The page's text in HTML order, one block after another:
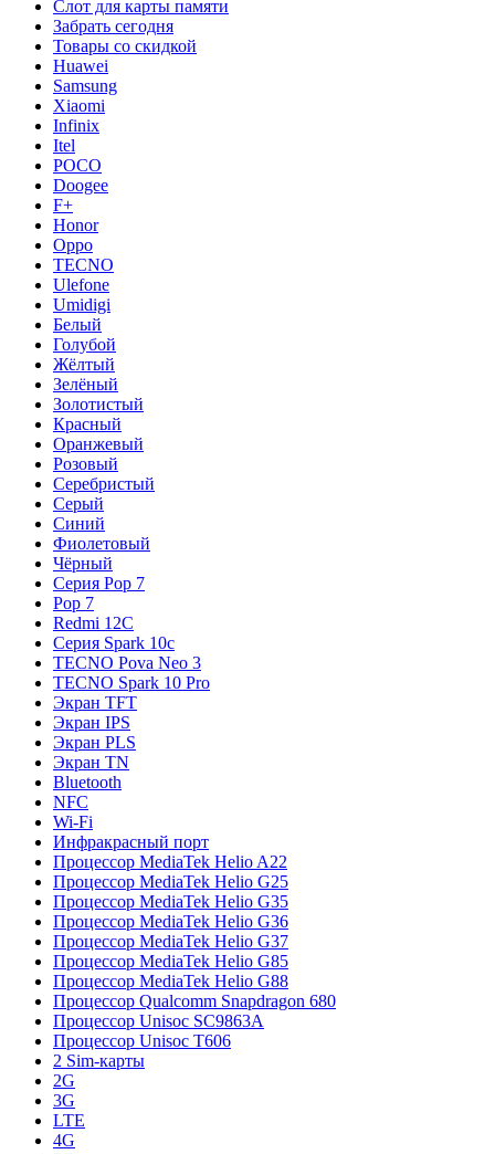
Слот для карты памяти
Забрать сегодня
Товары со скидкой
Huawei
Samsung
Xiaomi
Infinix
Itel
POCO
Doogee
F+
Honor
Oppo
TECNO
Ulefone
Umidigi
Белый
Голубой
Жёлтый
Зелёный
Золотистый
Красный
Оранжевый
Розовый
Серебристый
Серый
Синий
Фиолетовый
Чёрный
Серия Pop 7
Pop 7
Redmi 12C
Серия Spark 10c
TECNO Pova Neo 3
TECNO Spark 10 Pro
Экран TFT
Экран IPS
Экран PLS
Экран TN
Bluetooth
NFC
Wi-Fi
Инфракрасный порт
Процессор MediaTek Helio A22
Процессор MediaTek Helio G25
Процессор MediaTek Helio G35
Процессор MediaTek Helio G36
Процессор MediaTek Helio G37
Процессор MediaTek Helio G85
Процессор MediaTek Helio G88
Процессор Qualcomm Snapdragon 680
Процессор Unisoc SC9863A
Процессор Unisoc T606
2 Sim-карты
2G
3G
LTE
4G